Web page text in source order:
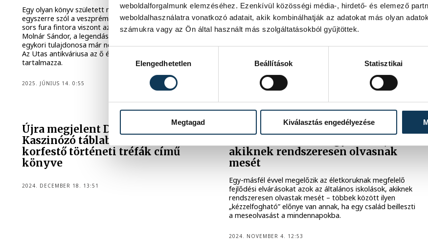
weboldalforgalmunk elemzéséhez. Ezenkívül közösségi média-, hirdető- és elemező
weboldalhasználatra vonatkozó adatait, akik kombinálhatják az adatokat más olyan
számukra vagy az Ön által használt más szolgáltatásokból gyűjtöttek.
Hozzájárulás kiválasztása
Elengedhetetlen
Beállítások Statisztikai
Megtagad Kiválasztás engedélyezése
Egy olyan könyv született meg Veszprémben, ami
egyszerre szól a veszprémieknek és a veszprémiekről. A
sors fura fintora viszont az, hogy a címlapon szereplő
Molnár Sándor, a legendás Utas és Holdvilág antikvárium
egykori tulajdonosa már nem foghatja a kezében, pedig
Az Utas antikváriusa az ő és a róla szóló írásokat is
tartalmazza.
2025. JÚNIUS 14. 0:55
Válogatott történetek - évtizedes titkok a meggypirosak
öltözőjéből címmel megjelent Dénes Tamás és Szabó
Tamás új könyve.
2024. DECEMBER 18. 14:33
Újra megjelent Darnay Kálmán:
Kaszinózó táblabírák I-II. –
korfestő történeti tréfák című
könyve
2024. DECEMBER 18. 13:51
Egy-másfél évvel megelőzik
akiknek rendszeresen olvasnak
mesét
Egy-másfél évvel megelőzik az életkoruknak megfelelő
fejlődési elvárásokat azok az általános iskolások, akiknek
rendszeresen olvastak mesét – többek között ilyen
„kézzelfogható” előnye van annak, ha egy család beilleszti
a meseolvasást a mindennapokba.
2024. NOVEMBER 4. 12:53